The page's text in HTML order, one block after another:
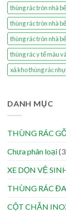
thùng rác tròn nhà
thùng rác tròn nhà
thùng rác tròn nhà
thùng rác y tế màu
xả kho thùng rác
DANH MỤC
THÙNG RÁC
Chưa phân loại
XE DỌN VỆ
THÙNG RÁC
CỘT CHẮN